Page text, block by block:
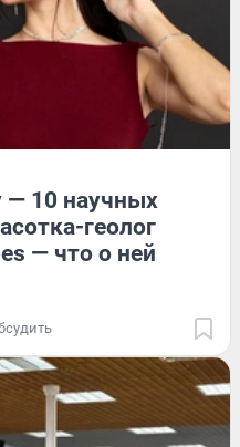
— 10 научных
геолог
— что о ней